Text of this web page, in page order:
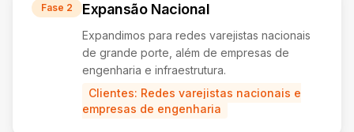
Fase 2 Expansão Nacional
Expandimos para redes varejistas nacionais
de grande porte, além de empresas de
engenharia e infraestrutura.
Clientes: Redes varejistas nacionais e
empresas de engenharia